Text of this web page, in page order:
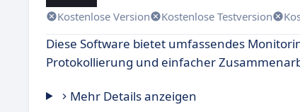
Kostenlose Version Kostenlose Testversion
Diese Software bietet umfassendes
Protokollierung und einfacher
Mehr Details anzeigen